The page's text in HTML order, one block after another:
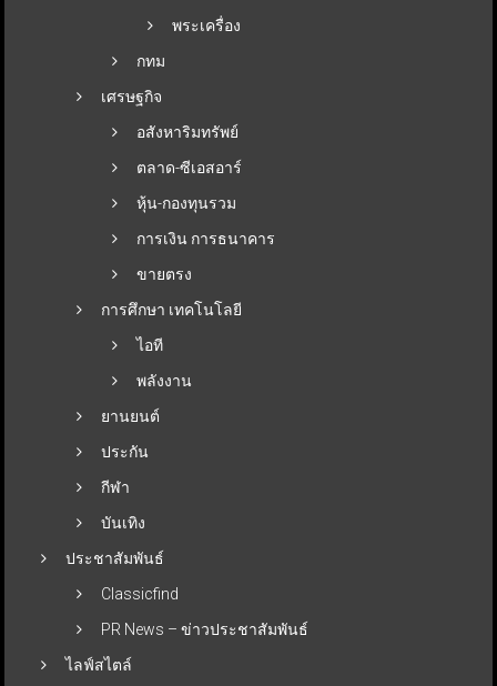
พระเครื่อง
กทม
เศรษฐกิจ
อสังหาริมทรัพย์
ตลาด-ซีเอสอาร์
หุ้น-กองทุนรวม
การเงิน การธนาคาร
ขายตรง
การศึกษา เทคโนโลยี
ไอที
พลังงาน
ยานยนต์
ประกัน
กีฬา
บันเทิง
ประชาสัมพันธ์
Classicfind
PR News – ข่าวประชาสัมพันธ์
ไลฟ์สไตล์